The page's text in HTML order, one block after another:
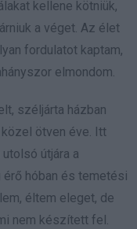
kellene kötniük,
a véget. Az élet
fordulatot kaptam,
elmondom.
széljárta házban
ötven éve. Itt
útjára a
hóban és temetési
éltem eleget, de
nem készített fel.